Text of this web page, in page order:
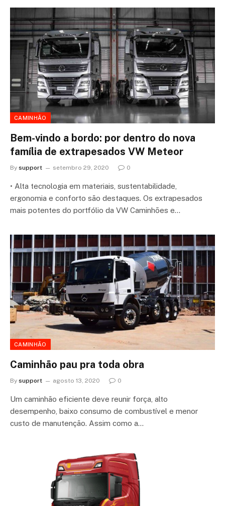
CAMINHÃO
Bem-vindo a bordo: por dentro do nova
família de extrapesados VW Meteor
By support setembro 29, 2020 0
• Alta tecnologia em materiais, sustentabilidade,
ergonomia e conforto são destaques. Os extrapesados
mais potentes do portfólio da VW Caminhões e…
CAMINHÃO
Caminhão pau pra toda obra
By support agosto 13, 2020 0
Um caminhão eficiente deve reunir força, alto
desempenho, baixo consumo de combustível e menor
custo de manutenção. Assim como a…